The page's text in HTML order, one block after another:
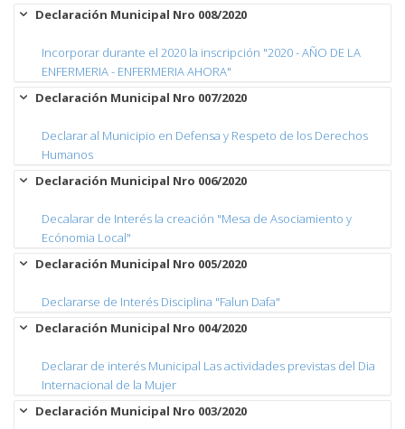
Declaración Municipal Nro 008/2020
Incorporar durante el 2020 la inscripción "2020 - AÑO DE LA
ENFERMERIA - ENFERMERIA AHORA"
Declaración Municipal Nro 007/2020
Declarar al Municipio en Defensa y Respeto de los Derechos
Humanos
Declaración Municipal Nro 006/2020
Decalarar de Interés la creación "Mesa de Asociamiento y
Ecónomia Local"
Declaración Municipal Nro 005/2020
Declararse de Interés Disciplina "Falun Dafa"
Declaración Municipal Nro 004/2020
Declarar de interés Municipal Las actividades previstas del Dia
Internacional de la Mujer
Declaración Municipal Nro 003/2020